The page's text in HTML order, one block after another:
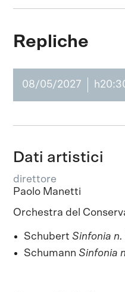
Repliche
08/05/2027
Dati artistici
direttore
Paolo Manetti
Orchestra del
SchubertSinfonia n.
Schumann Sinfonia